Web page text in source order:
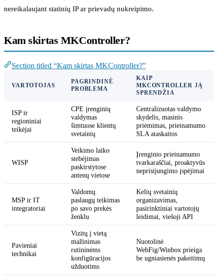
nereikalaujant statinių IP ar prievadų nukreipimo.
Kam skirtas MKController?
Section titled “Kam skirtas MKController?”
VARTOTOJAS
PAGRINDINĖ
PROBLEMA
KAIP
MKCONTROLLER JĄ
SPRENDŽIA
ISP ir
regioniniai
teikėjai
CPE įrenginių
valdymas
šimtuose klientų
svetainių
Centralizuotas valdymo
skydelis, masinis
priėmimas, prieinamumo
SLA ataskaitos
WISP
Veikimo laiko
stebėjimas
paskirstytose
antenų vietose
Įrenginio prieinamumo
tvarkaraščiai, proaktyvūs
neprisijungimo įspėjimai
MSP ir IT
integratoriai
Valdomų
paslaugų teikimas
po savo prekės
ženklu
Kelių svetainių
organizavimas,
pasirinktiniai vartotojų
leidimai, viešoji API
Pavieniai
technikai
Vizitų į vietą
mažinimas
rutininėms
konfigūracijos
užduotims
Nuotolinė
WebFig/Winbox prieiga
be ugniasienės pakeitimų